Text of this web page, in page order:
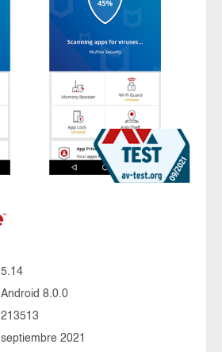
5.14
Android 8.0.0
213513
septiembre 2021